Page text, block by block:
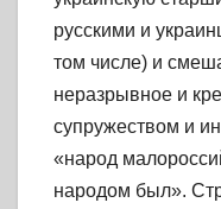
русскими и
том числе) и
неразрывное и
супружеством и
«народ
народом был».